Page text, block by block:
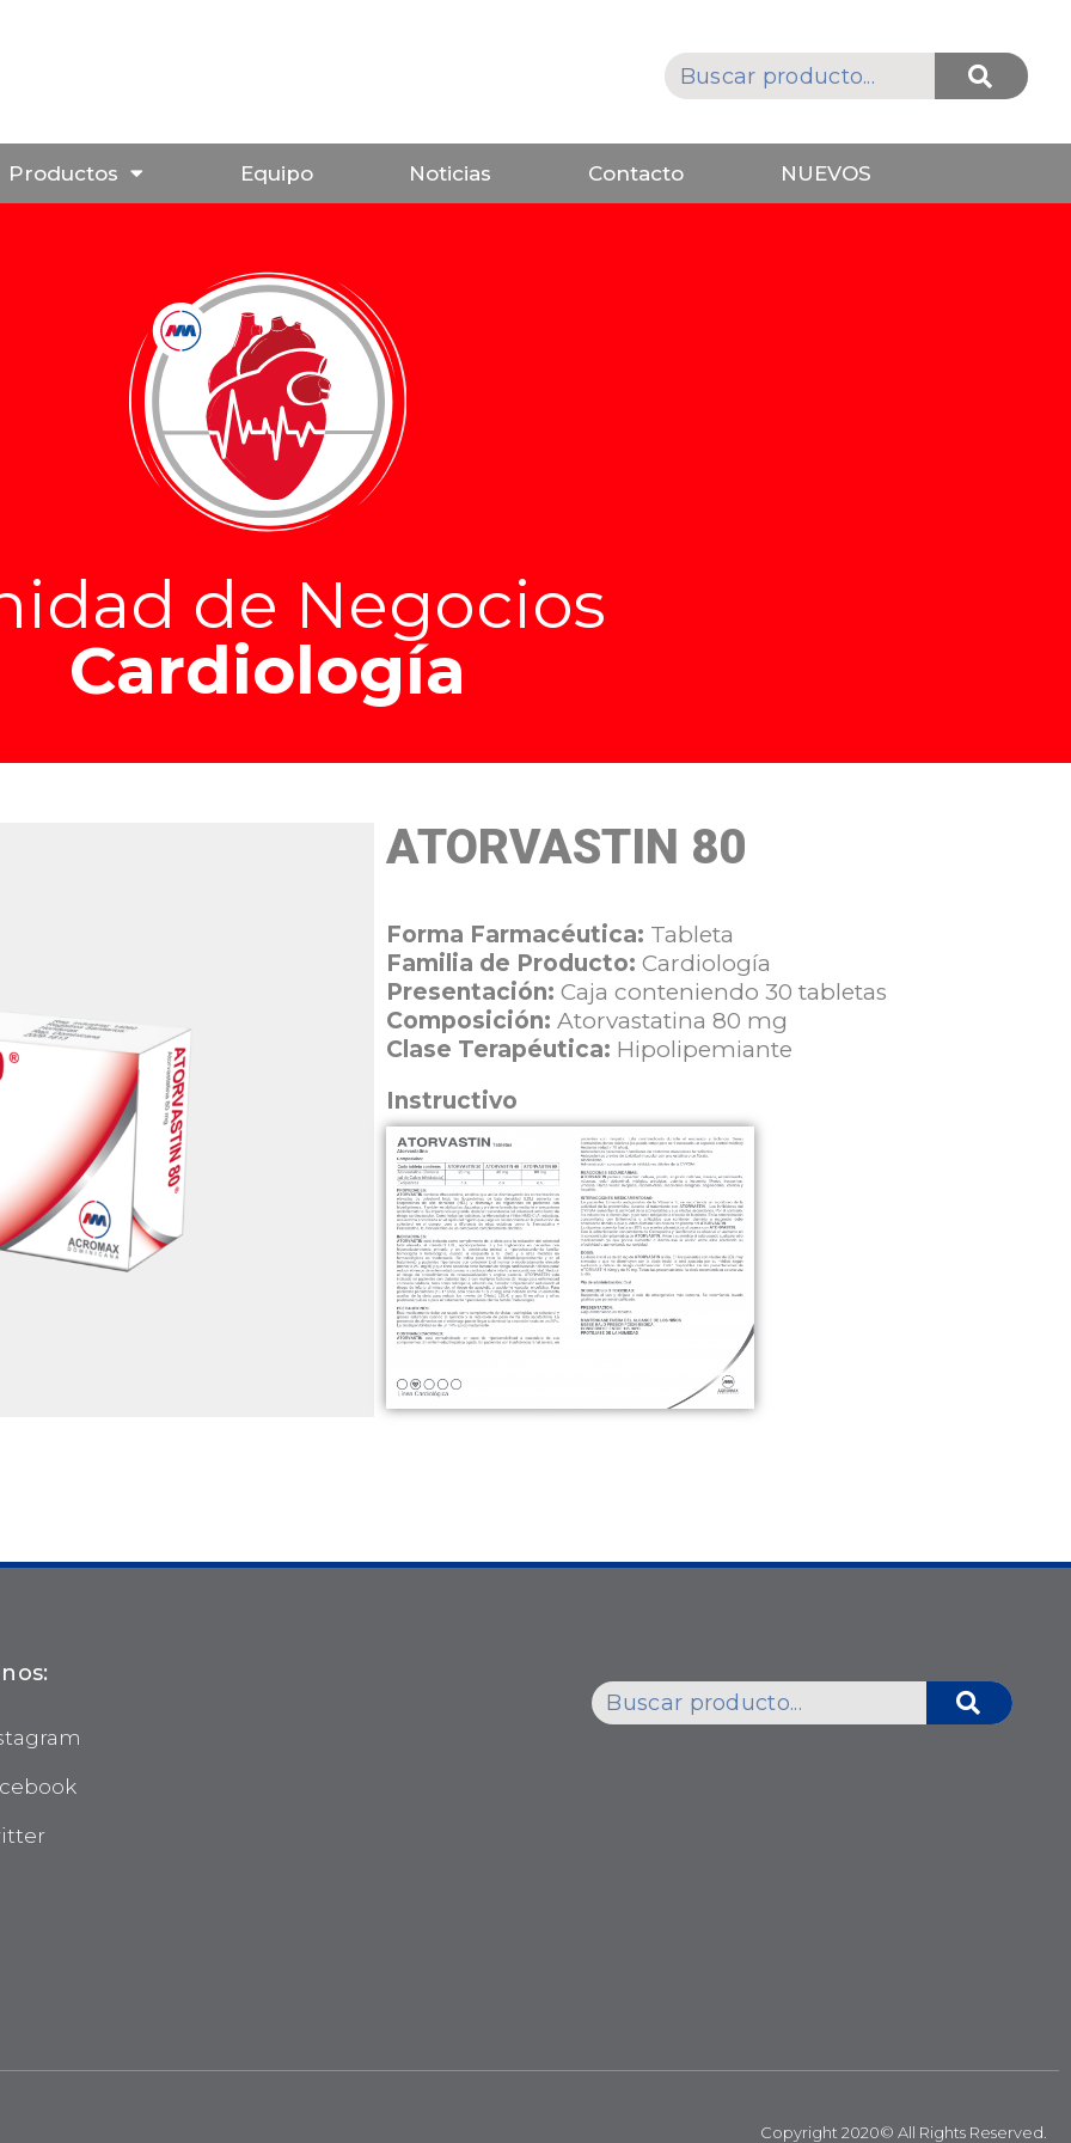
Productos Equipo Noticias Contacto NUEVOS
de Negocios
Cardiología
ATORVASTIN 80
Forma Farmacéutica: Tableta
Familia de Producto: Cardiología
Presentación:Caja conteniendo 30 tabletas
Composición:Atorvastatina 80 mg
Clase Terapéutica: Hipolipemiante
Instructivo
Copyright 2020© All Rights Reserved.